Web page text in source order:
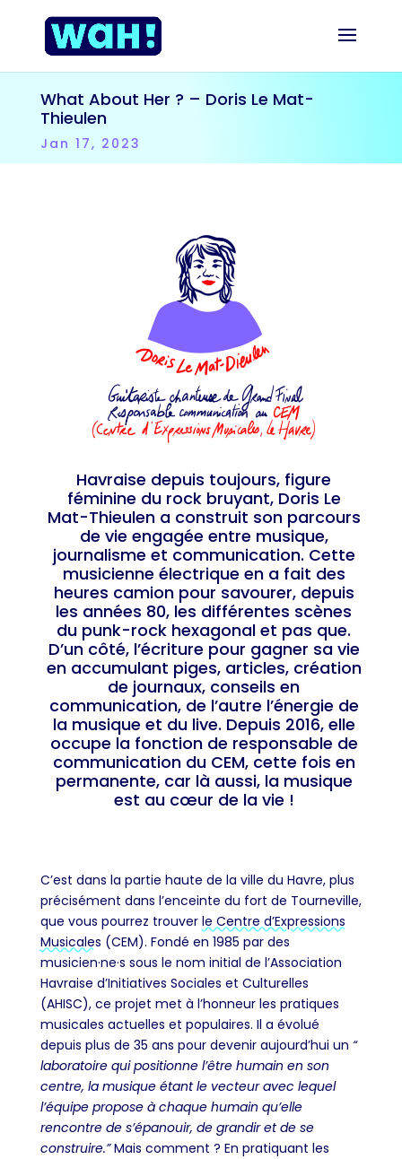
What About Her ? – Doris Le Mat-
Thieulen
Jan 17, 2023
Havraise depuis toujours, figure
féminine du rock bruyant, Doris Le
Mat-Thieulen a construit son parcours
de vie engagée entre musique,
journalisme et communication. Cette
musicienne électrique en a fait des
heures camion pour savourer, depuis
les années 80, les différentes scènes
du punk-rock hexagonal et pas que.
D’un côté, l’écriture pour gagner sa vie
en accumulant piges, articles, création
de journaux, conseils en
communication, de l’autre l’énergie de
la musique et du live. Depuis 2016, elle
occupe la fonction de responsable de
communication du CEM, cette fois en
permanente, car là aussi, la musique
est au cœur de la vie !
C’est dans la partie haute de la ville du Havre, plus
précisément dans l’enceinte du fort de Tourneville,
que vous pourrez trouver le Centre d’Expressions
Musicales (CEM). Fondé en 1985 par des
musicien·ne·s sous le nom initial de l’Association
Havraise d’Initiatives Sociales et Culturelles
(AHISC), ce projet met à l’honneur les pratiques
musicales actuelles et populaires. Il a évolué
depuis plus de 35 ans pour devenir aujourd’hui un “
laboratoire qui positionne l’être humain en son
centre, la musique étant le vecteur avec lequel
l’équipe propose à chaque humain qu’elle
rencontre de s’épanouir, de grandir et de se
construire.”Mais comment ? En pratiquant les